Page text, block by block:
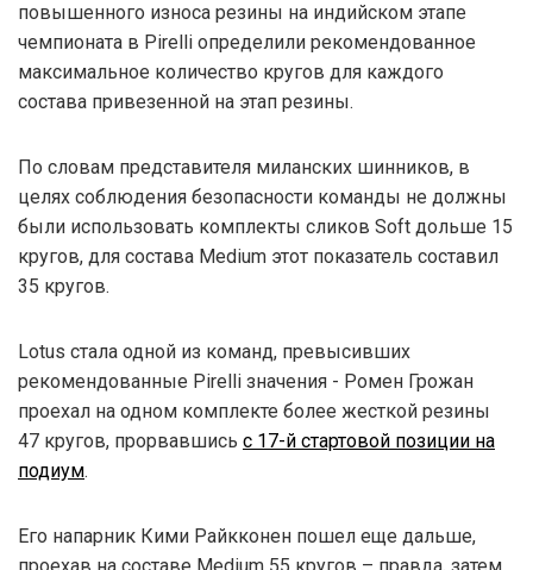
повышенного износа резины на индийском этапе
чемпионата в Pirelli определили рекомендованное
максимальное количество кругов для каждого
состава привезенной на этап резины.
По словам представителя миланских шинников, в
целях соблюдения безопасности команды не должны
были использовать комплекты сликов Soft дольше 15
кругов, для состава Medium этот показатель составил
35 кругов.
Lotus стала одной из команд, превысивших
рекомендованные Pirelli значения - Ромен Грожан
проехал на одном комплекте более жесткой резины
47 кругов, прорвавшись с 17-й стартовой позиции на
подиум.
Его напарник Кими Райкконен пошел еще дальше,